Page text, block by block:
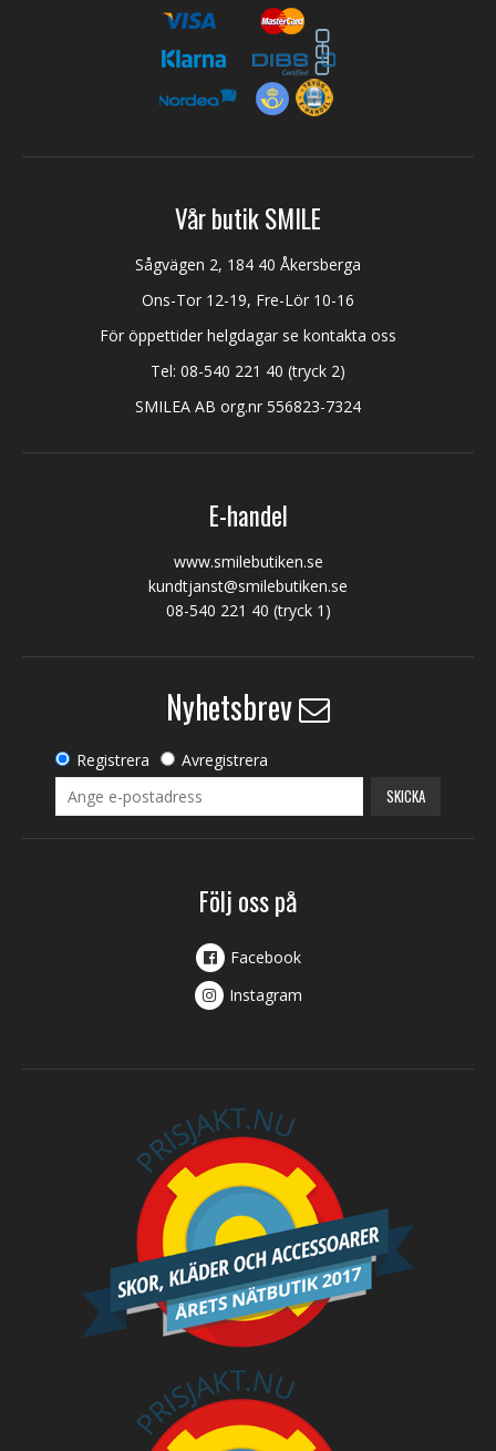
Vår butik SMILE
Sågvägen 2, 184 40 Åkersberga
Ons-Tor 12-19, Fre-Lör 10-16
För öppettider helgdagar se kontakta oss
Tel: 08-540 221 40 (tryck 2)
SMILEA AB org.nr 556823-7324
E-handel
www.smilebutiken.se
kundtjanst@smilebutiken.se
08-540 221 40 (tryck 1)
Nyhetsbrev
Registrera Avregistrera
SKICKA
Följ oss på
Facebook
Instagram